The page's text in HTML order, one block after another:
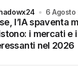
l’IA spaventa
i mercati e
nel 2026
6